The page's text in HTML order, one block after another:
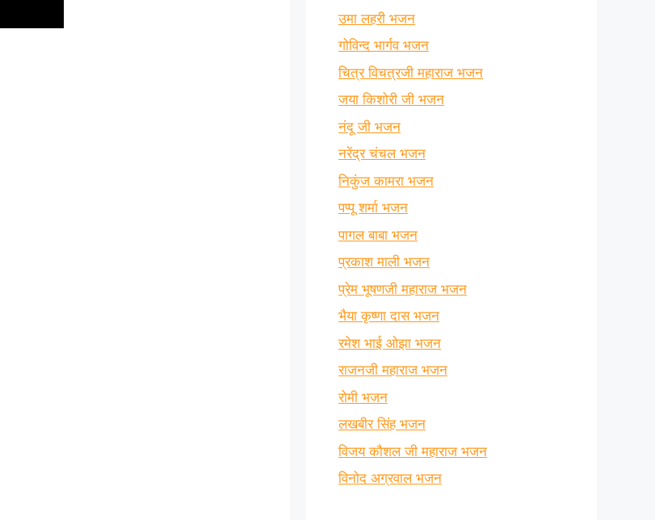
उमा लहरी भजन
गोविन्द भार्गव भजन
चित्र विचत्रजी महाराज भजन
जया किशोरी जी भजन
नंदू जी भजन
नरेंद्र चंचल भजन
निकुंज कामरा भजन
पप्पू शर्मा भजन
पागल बाबा भजन
प्रकाश माली भजन
प्रेम भूषणजी महाराज भजन
भैया कृष्णा दास भजन
रमेश भाई ओझा भजन
राजनजी महाराज भजन
रोमी भजन
लखबीर सिंह भजन
विजय कौशल जी महाराज भजन
विनोद अग्रवाल भजन